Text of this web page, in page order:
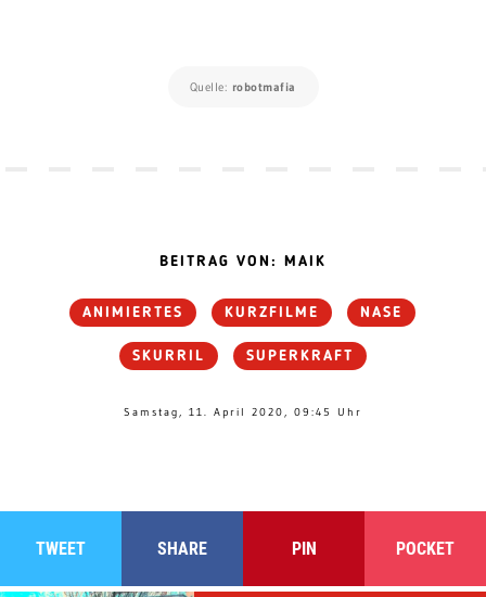
Quelle: robotmafia
BEITRAG VON: MAIK
ANIMIERTES KURZFILME NASE
SKURRIL SUPERKRAFT
Samstag, 11. April 2020, 09:45 Uhr
TWEET SHARE PIN POCKET